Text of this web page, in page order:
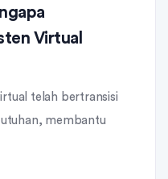
Virtual
telah bertransisi
membantu